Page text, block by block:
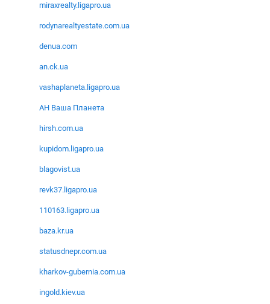
miraxrealty.ligapro.ua
rodynarealtyestate.com.ua
denua.com
an.ck.ua
vashaplaneta.ligapro.ua
АН Ваша Планета
hirsh.com.ua
kupidom.ligapro.ua
blagovist.ua
revk37.ligapro.ua
110163.ligapro.ua
baza.kr.ua
statusdnepr.com.ua
kharkov-gubernia.com.ua
ingold.kiev.ua